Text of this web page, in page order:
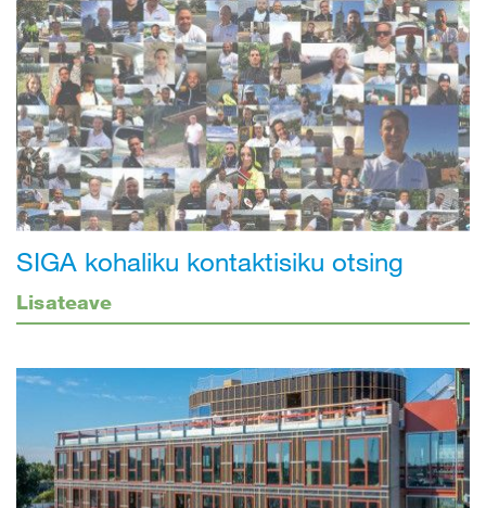
SIGA kohaliku kontaktisiku otsing
Lisateave